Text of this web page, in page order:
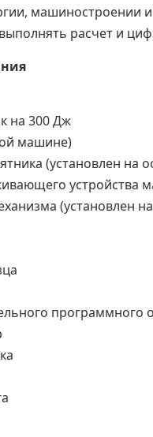
машиностроении
расчет и
на 300 Дж
машине)
(установлен на
устройства
(установлен
программного